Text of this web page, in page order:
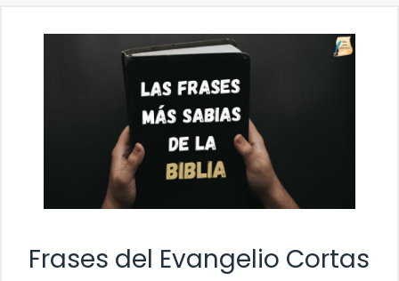
Frases del Evangelio Cortas